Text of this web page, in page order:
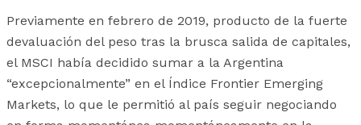
Previamente en febrero de 2019, producto de la fuerte
devaluación del peso tras la brusca salida de capitales,
el MSCI había decidido sumar a la Argentina
“excepcionalmente” en el Índice Frontier Emerging
Markets, lo que le permitió al país seguir negociando